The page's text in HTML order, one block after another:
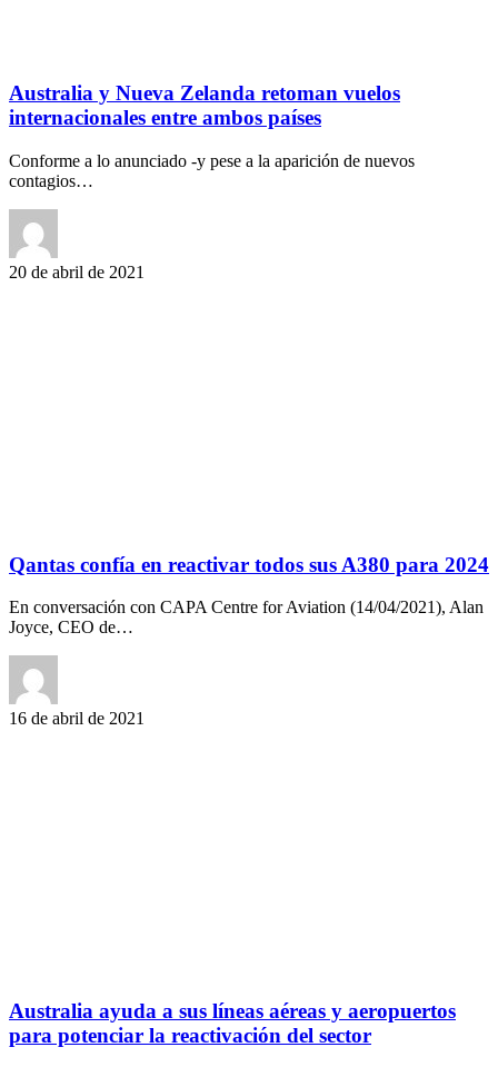
Australia y Nueva Zelanda retoman vuelos
internacionales entre ambos países
Conforme a lo anunciado -y pese a la aparición de nuevos
contagios…
20 de abril de 2021
Qantas confía en reactivar todos sus A380 para 2024
En conversación con CAPA Centre for Aviation (14/04/2021), Alan
Joyce, CEO de…
16 de abril de 2021
Australia ayuda a sus líneas aéreas y aeropuertos
para potenciar la reactivación del sector